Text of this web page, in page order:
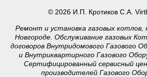
© 2026 И.П. Кротиков С.А.
Ремонт и установка газовых котлов,
Новгороде. Обслуживание газовых
договоров Внутридомового Газового
и Внутриквартирного Газового
Сертифицированный сервисный
производителей Газового